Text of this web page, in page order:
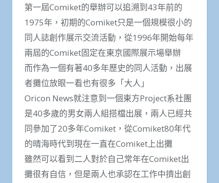
第一屆Comiket的舉辦可以追溯到43年前的
1975年，初期的Comiket只是一個規模很小的
同人誌創作展示交流活動，從1996年開始每年
兩屆的Comiket固定在東京國際展示場舉辦
而作為一個有著40多年歷史的同人活動，出展
者攤位放眼一看也有很多「大人」
Oricon News就注意到一個東方Project系社團
是40多歲的男女兩人組搭檔出展，兩人已經共
同參加了20多年Comiket，從Comiket80年代
的晴海時代到現在一直在Comiket上出攤
雖然可以看到二人對於自己常年在Comiket出
攤很有自信，但是兩人也承認在工作中擠出創